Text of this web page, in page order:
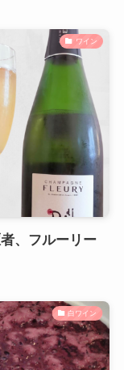
ワイン
、フルーリー
白ワイン